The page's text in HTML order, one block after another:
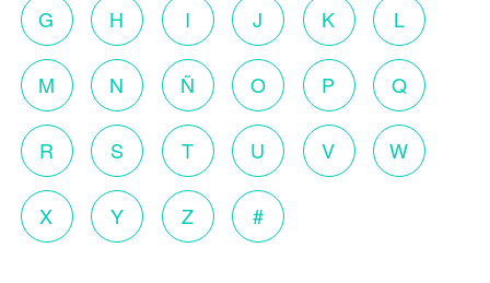
G H I J K L
M N Ñ O P Q
R S T U V W
X Y Z #